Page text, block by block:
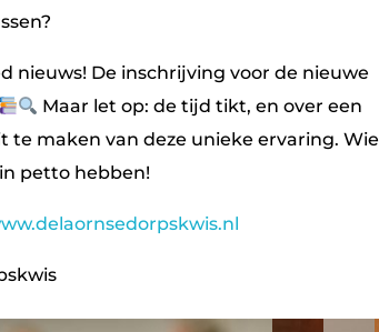
nieuws! De inschrijving voor de nieuwe
Maar let op: de tijd tikt, en over een
te maken van deze unieke ervaring. Wie
petto hebben!